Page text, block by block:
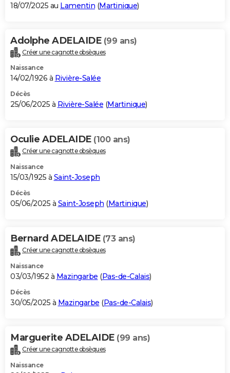
18/07/2025 au Lamentin (Martinique)
Adolphe ADELAIDE (99 ans)
Créer une cagnotte obsèques
Naissance
14/02/1926 à Rivière-Salée
Décès
25/06/2025 à Rivière-Salée (Martinique)
Oculie ADELAIDE (100 ans)
Créer une cagnotte obsèques
Naissance
15/03/1925 à Saint-Joseph
Décès
05/06/2025 à Saint-Joseph (Martinique)
Bernard ADELAIDE (73 ans)
Créer une cagnotte obsèques
Naissance
03/03/1952 à Mazingarbe (Pas-de-Calais)
Décès
30/05/2025 à Mazingarbe (Pas-de-Calais)
Marguerite ADELAIDE (99 ans)
Créer une cagnotte obsèques
Naissance